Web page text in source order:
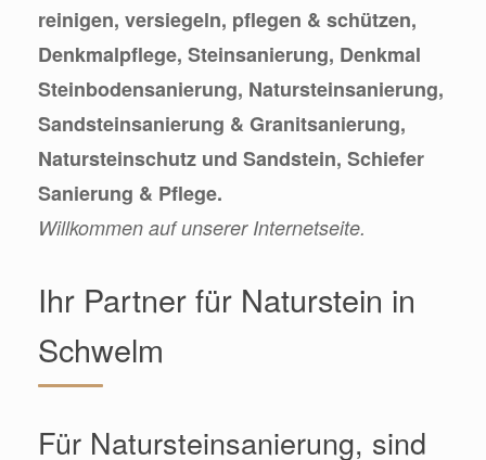
reinigen, versiegeln, pflegen & schützen,
Denkmalpflege, Steinsanierung, Denkmal
Steinbodensanierung, Natursteinsanierung,
Sandsteinsanierung & Granitsanierung,
Natursteinschutz und Sandstein, Schiefer
Sanierung & Pflege.
Willkommen auf unserer Internetseite.
Ihr Partner für Naturstein in
Schwelm
Für Natursteinsanierung, sind